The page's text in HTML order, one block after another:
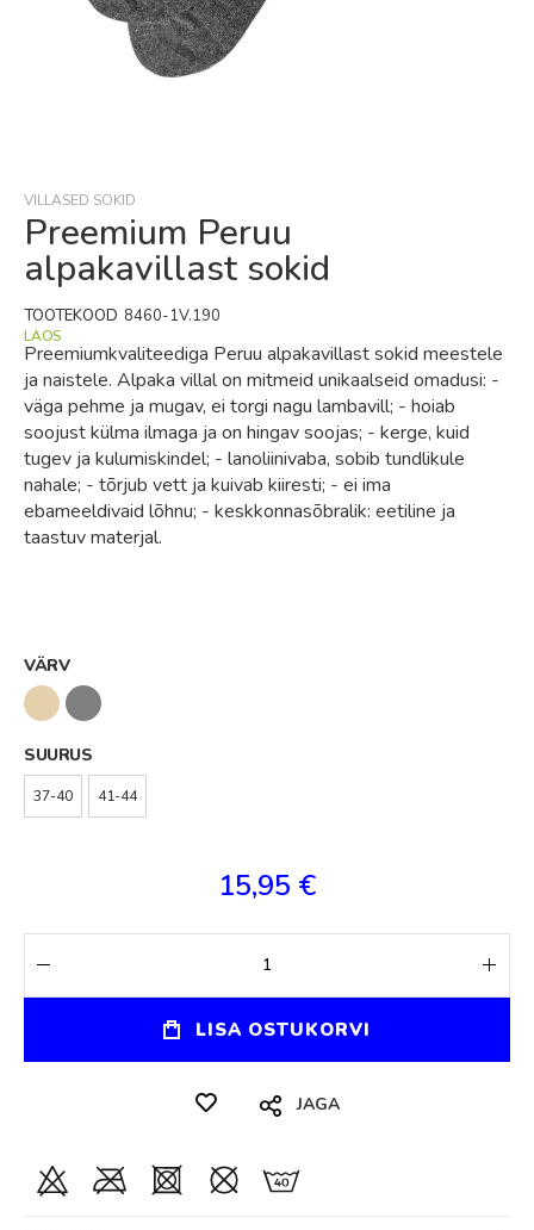
of
the
images
gallery
VILLASED SOKID
Preemium Peruu
alpakavillast sokid
Preemiumkvaliteediga Peruu alpakavillast sokid meestele
ja naistele. Alpaka villal on mitmeid unikaalseid omadusi: -
väga pehme ja mugav, ei torgi nagu lambavill; - hoiab
soojust külma ilmaga ja on hingav soojas; - kerge, kuid
tugev ja kulumiskindel; - lanoliinivaba, sobib tundlikule
nahale; - tõrjub vett ja kuivab kiiresti; - ei ima
ebameeldivaid lõhnu; - keskkonnasõbralik: eetiline ja
taastuv materjal.
LAOS
TOOTEKOOD 8460-1V.190
VÄRV
SUURUS
37-40 41-44
15,95 €
LISA OSTUKORVI
JAGA